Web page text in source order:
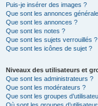
Puis-je insérer des images ?
Que sont les annonces
Que sont les annonces ?
Que sont les notes ?
Que sont les sujets verrouillés ?
Que sont les icônes de sujet ?
Niveaux des utilisateurs et
Que sont les administrateurs ?
Que sont les modérateurs ?
Que sont les groupes